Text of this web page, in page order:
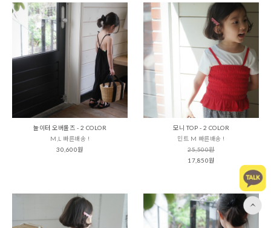
놀이터 오버롤즈 - 2 COLOR
M,L 빠른배송 !
30,600원
모니 TOP - 2 COLOR
민트 M 빠른배송 !
25,500원
17,850원